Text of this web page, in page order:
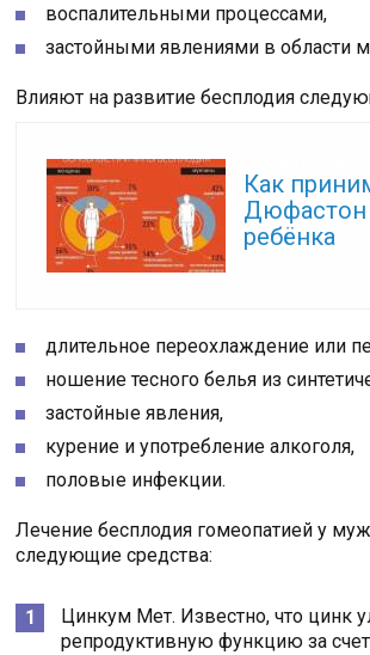
воспалительными процессами,
застойными явлениями в области
Влияют на развитие бесплодия
Как
Дюфастон
ребёнка
длительное переохлаждение или
ношение тесного белья из
застойные явления,
курение и употребление алкоголя,
половые инфекции.
Лечение бесплодия гомеопатией у
следующие средства:
Цинкум Мет. Известно, что цинк
репродуктивную функцию за